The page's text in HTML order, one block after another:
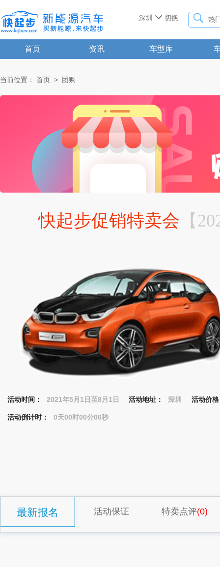
深圳  切换 
首页 资讯 车型库
当前位置： 首页 > 团购
快起步促销特卖会 【
活动时间： 2021年5月1日至8月1日 活动地址： 深圳 活动价
活动倒计时： 0天00时00分00秒
最新报名 活动保证 特卖点评(0)